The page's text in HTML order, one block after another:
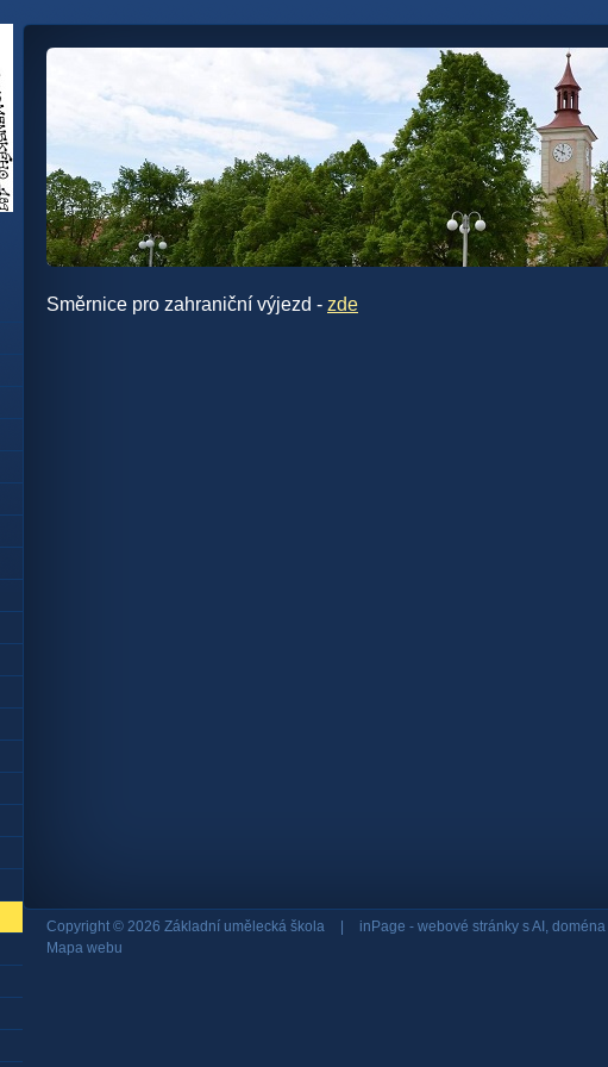
Směrnice pro zahraniční výjezd - zde
Copyright © 2026 Základní umělecká škola inPage - webové stránky s AI, doména
Mapa webu